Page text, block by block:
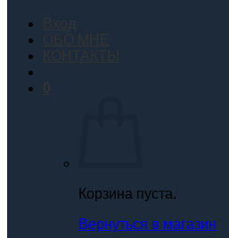
ОБО МНЕ
КОНТАКТЫ
Корзина пуста.
Вернуться в магазин